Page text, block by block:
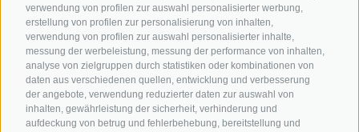
verwendung von profilen zur auswahl personalisierter werbung,
erstellung von profilen zur personalisierung von inhalten,
verwendung von profilen zur auswahl personalisierter inhalte,
messung der werbeleistung, messung der performance von inhalten,
analyse von zielgruppen durch statistiken oder kombinationen von
daten aus verschiedenen quellen, entwicklung und verbesserung
der angebote, verwendung reduzierter daten zur auswahl von
inhalten, gewährleistung der sicherheit, verhinderung und
aufdeckung von betrug und fehlerbehebung, bereitstellung und
Tourenzentrale
info@bikehotels.it